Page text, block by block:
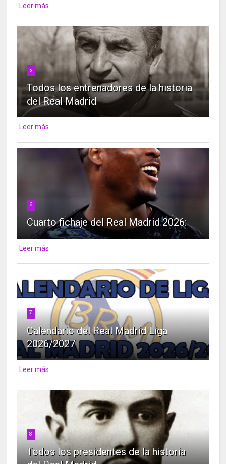
Leer más
5
Todos los entrenadores de la historia
del Real Madrid
Leer más
6
Cuarto fichaje del Real Madrid 2026:
Leer más
7
Calendario del Real Madrid Liga
2026/2027
Leer más
8
Todos los presidentes de la historia